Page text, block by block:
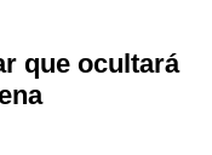
que ocultará